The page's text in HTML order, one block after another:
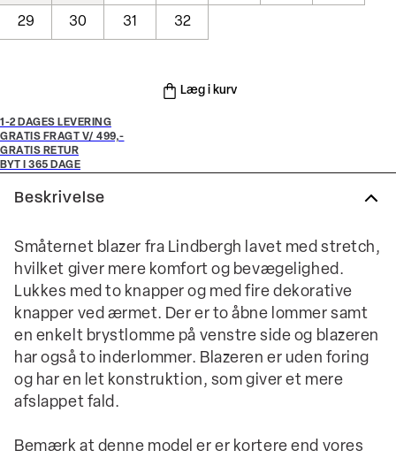
29 30 31 32
Læg i kurv
1-2 DAGES LEVERING
GRATIS FRAGT V/ 499,-
GRATIS RETUR
BYT I 365 DAGE
Beskrivelse
Småternet blazer fra Lindbergh lavet med stretch,
hvilket giver mere komfort og bevægelighed.
Lukkes med to knapper og med fire dekorative
knapper ved ærmet. Der er to åbne lommer samt
en enkelt brystlomme på venstre side og blazeren
har også to inderlommer. Blazeren er uden foring
og har en let konstruktion, som giver et mere
afslappet fald.
Bemærk at denne model er er kortere end vores